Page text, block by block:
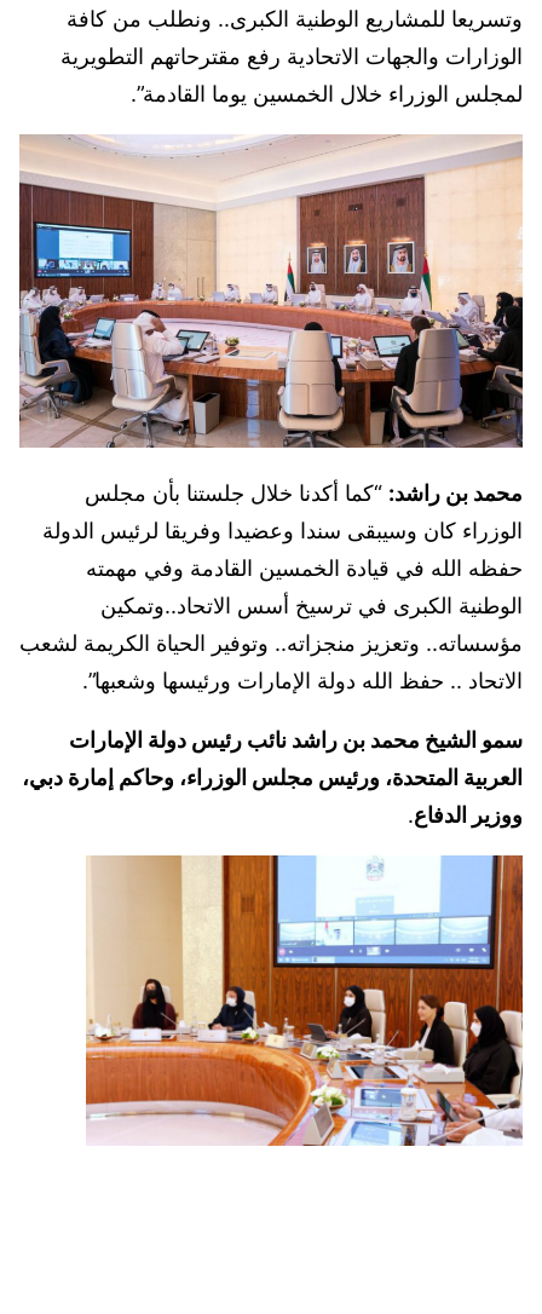
وتسريعا للمشاريع الوطنية الكبرى.. ونطلب من كافة
الوزارات والجهات الاتحادية رفع مقترحاتهم التطويرية
لمجلس الوزراء خلال الخمسين يوما القادمة”.
محمد بن راشد: “كما أكدنا خلال جلستنا بأن مجلس
الوزراء كان وسيبقى سندا وعضيدا وفريقا لرئيس الدولة
حفظه الله في قيادة الخمسين القادمة وفي مهمته
الوطنية الكبرى في ترسيخ أسس الاتحاد..وتمكين
مؤسساته.. وتعزيز منجزاته.. وتوفير الحياة الكريمة لشعب
الاتحاد .. حفظ الله دولة الإمارات ورئيسها وشعبها”.
سمو الشيخ محمد بن راشد نائب رئيس دولة الإمارات
العربية المتحدة، ورئيس مجلس الوزراء، وحاكم إمارة دبي،
ووزير الدفاع.